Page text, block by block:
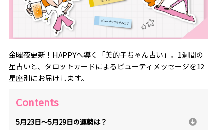
金曜夜更新！HAPPYへ導く「美的子ちゃん占い」。1週間の
星占いと、タロットカードによるビューティメッセージを12
星座別にお届けします。
Contents
5月23日～5月29日の運勢は？